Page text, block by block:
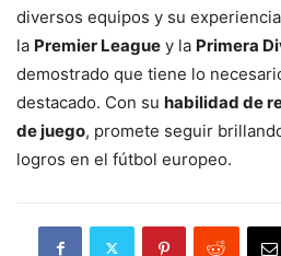
diversos equipos y su
la Premier League y la Primera
demostrado que tiene lo
destacado. Con su habilidad de
de juego, promete seguir
logros en el fútbol europeo.